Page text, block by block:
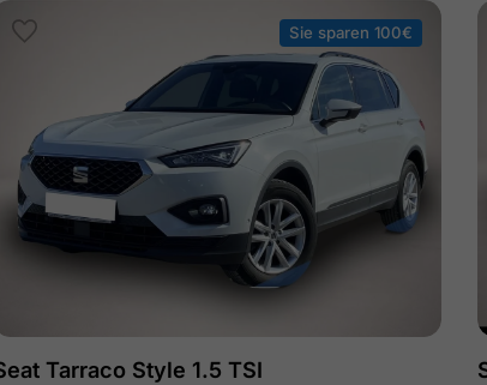
Sie sparen 100€
Tarraco Style 1.5 TSI